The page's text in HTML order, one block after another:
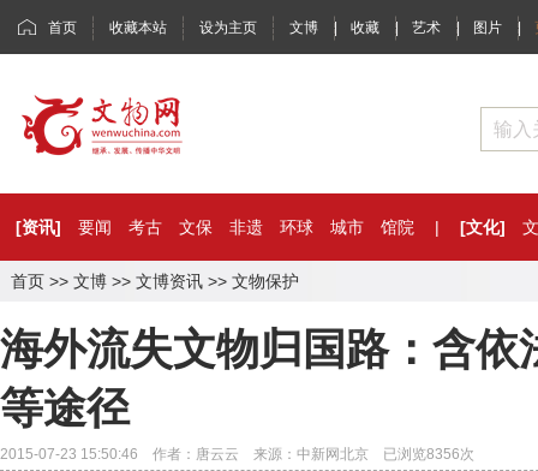
首页 收藏本站 设为主页 文博 | 收藏 | 艺术 | 图片 |
[资讯] 要闻 考古 文保 非遗 环球 城市 馆院 | [文化]
首页 >> 文博 >> 文博资讯 >> 文物保护
海外流失文物归国路：含依
等途径
2015-07-23 15:50:46 作者：唐云云 来源：中新网北京 已浏览8356次